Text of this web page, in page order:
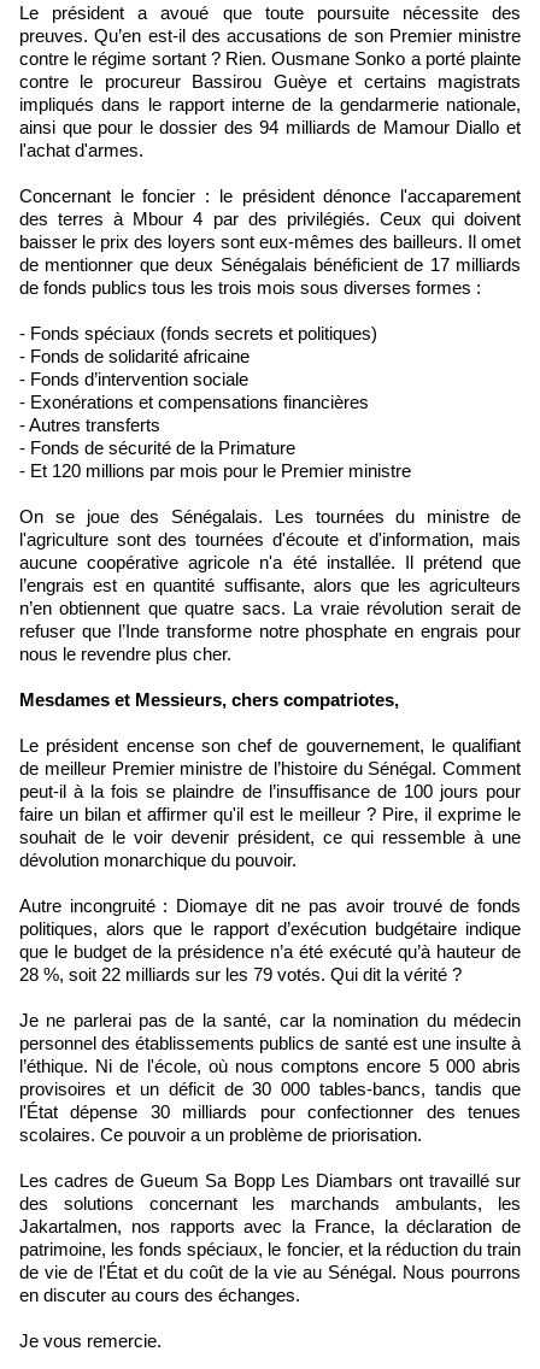
Le président a avoué que toute poursuite nécessite des
preuves. Qu’en est-il des accusations de son Premier ministre
contre le régime sortant ? Rien. Ousmane Sonko a porté plainte
contre le procureur Bassirou Guèye et certains magistrats
impliqués dans le rapport interne de la gendarmerie nationale,
ainsi que pour le dossier des 94 milliards de Mamour Diallo et
l'achat d'armes.
Concernant le foncier : le président dénonce l'accaparement
des terres à Mbour 4 par des privilégiés. Ceux qui doivent
baisser le prix des loyers sont eux-mêmes des bailleurs. Il omet
de mentionner que deux Sénégalais bénéficient de 17 milliards
de fonds publics tous les trois mois sous diverses formes :
- Fonds spéciaux (fonds secrets et politiques)
- Fonds de solidarité africaine
- Fonds d’intervention sociale
- Exonérations et compensations financières
- Autres transferts
- Fonds de sécurité de la Primature
- Et 120 millions par mois pour le Premier ministre
On se joue des Sénégalais. Les tournées du ministre de
l'agriculture sont des tournées d'écoute et d'information, mais
aucune coopérative agricole n'a été installée. Il prétend que
l’engrais est en quantité suffisante, alors que les agriculteurs
n’en obtiennent que quatre sacs. La vraie révolution serait de
refuser que l’Inde transforme notre phosphate en engrais pour
nous le revendre plus cher.
Mesdames et Messieurs, chers compatriotes,
Le président encense son chef de gouvernement, le qualifiant
de meilleur Premier ministre de l’histoire du Sénégal. Comment
peut-il à la fois se plaindre de l’insuffisance de 100 jours pour
faire un bilan et affirmer qu'il est le meilleur ? Pire, il exprime le
souhait de le voir devenir président, ce qui ressemble à une
dévolution monarchique du pouvoir.
Autre incongruité : Diomaye dit ne pas avoir trouvé de fonds
politiques, alors que le rapport d’exécution budgétaire indique
que le budget de la présidence n’a été exécuté qu’à hauteur de
28 %, soit 22 milliards sur les 79 votés. Qui dit la vérité ?
Je ne parlerai pas de la santé, car la nomination du médecin
personnel des établissements publics de santé est une insulte à
l’éthique. Ni de l'école, où nous comptons encore 5 000 abris
provisoires et un déficit de 30 000 tables-bancs, tandis que
l'État dépense 30 milliards pour confectionner des tenues
scolaires. Ce pouvoir a un problème de priorisation.
Les cadres de Gueum Sa Bopp Les Diambars ont travaillé sur
des solutions concernant les marchands ambulants, les
Jakartalmen, nos rapports avec la France, la déclaration de
patrimoine, les fonds spéciaux, le foncier, et la réduction du train
de vie de l'État et du coût de la vie au Sénégal. Nous pourrons
en discuter au cours des échanges.
Je vous remercie.